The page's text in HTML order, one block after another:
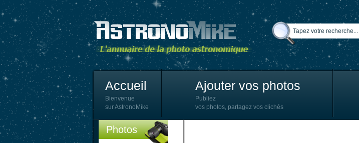
Accueil
Bienvenue
sur AstronoMike
Ajouter vos photos
Publiez
vos photos, partagez vos clichés
Photos